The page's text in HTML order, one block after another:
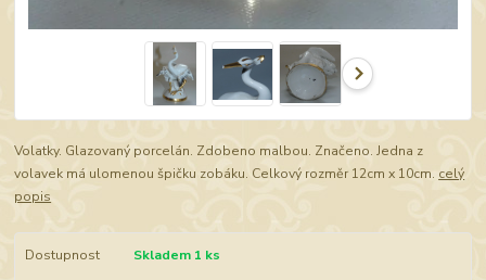
Volatky. Glazovaný porcelán. Zdobeno malbou. Značeno. Jedna z
volavek má ulomenou špičku zobáku. Celkový rozměr 12cm x 10cm. celý
popis
Dostupnost Skladem 1 ks